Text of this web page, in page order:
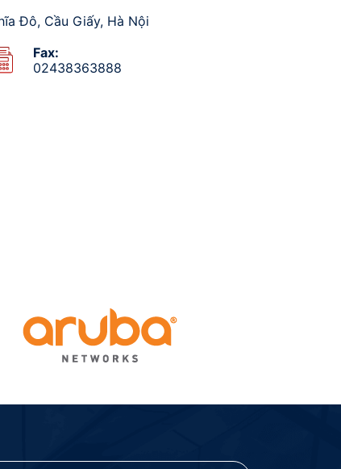
Đô, Cầu Giấy, Hà Nội
Fax:
02438363888